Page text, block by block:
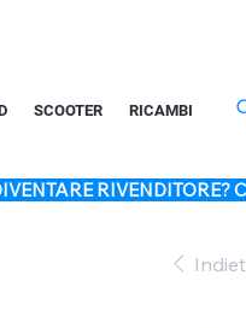
SCOOTER RICAMBI
RIVENDITORE?